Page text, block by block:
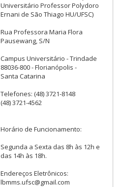
Universitário Professor Polydoro
Ernani de São Thiago HU/UFSC)
Rua Professora Maria Flora
Pausewang, S/N
Campus Universitário - Trindade
88036-800 - Florianópolis -
Santa Catarina
Telefones: (48) 3721-8148
(48) 3721-4562
Horário de Funcionamento:
Segunda a Sexta das 8h às 12h e
das 14h às 18h.
Endereços Eletrônicos:
lbmms.ufsc@gmail.com